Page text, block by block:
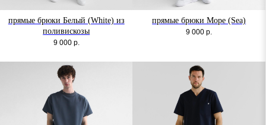
прямые брюки Белый (White) из
поливискозы
9 000 р.
прямые брюки Море (Sea)
9 000 р.